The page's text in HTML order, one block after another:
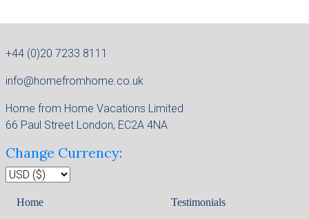
+44 (0)20 7233 8111
info@homefromhome.co.uk
Home from Home Vacations Limited
66 Paul Street London, EC2A 4NA
Change Currency:
Home Testimonials